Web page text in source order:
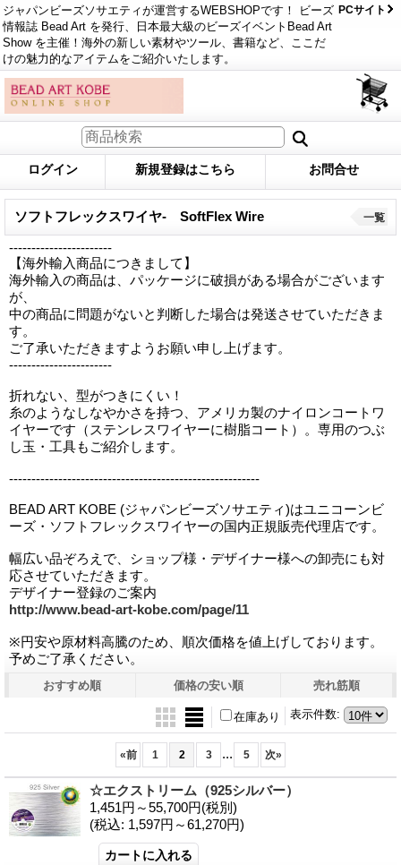
ジャパンビーズソサエティが運営するWEBSHOPです！ ビーズ
情報誌 Bead Art を発行、日本最大級のビーズイベントBead Art
Show を主催！海外の新しい素材やツール、書籍など、ここだ
けの魅力的なアイテムをご紹介いたします。
PCサイト
ログイン 新規登録はこちら お問合せ
ソフトフレックスワイヤ- SoftFlex Wire
-----------------------
【海外輸入商品につきまして】
海外輸入の商品は、パッケージに破損がある場合がございます
が、
中の商品に問題がないと判断した場合は発送させていただきま
す。
ご了承いただきますようお願い申し上げます。
-----------------------
折れない、型がつきにくい！
糸のようなしなやかさを持つ、アメリカ製のナイロンコートワ
イヤーです（ステンレスワイヤーに樹脂コート）。専用のつぶ
し玉・工具もご紹介します。
--------------------------------------------------------
BEAD ART KOBE (ジャパンビーズソサエティ)はユニコーンビ
ーズ・ソフトフレックスワイヤーの国内正規販売代理店です。
幅広い品ぞろえで、ショップ様・デザイナー様への卸売にも対
応させていただきます。
デザイナー登録のご案内
http://www.bead-art-kobe.com/page/11
※円安や原材料高騰のため、順次価格を値上げしております。
予めご了承ください。
一覧
おすすめ順 価格の安い順 売れ筋順
表示件数:
在庫あり
«前 1 2 3 ... 5 次»
☆エクストリーム（925シルバー）
1,451円～55,700円(税別)
(税込: 1,597円～61,270円)